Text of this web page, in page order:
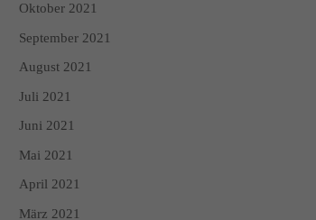
Oktober 2021
September 2021
August 2021
Juli 2021
Juni 2021
Mai 2021
April 2021
März 2021
Impressum